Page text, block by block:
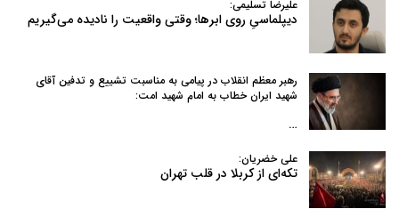
علیرضا تسلیمی:
دیپلماسیِ روی ابرها؛ وقتی واقعیت را نادیده می‌گیریم
رهبر معظم انقلاب در پیامی به‌ مناسبت تشییع و تدفین آقای
شهید ایران خطاب به امام شهید امت:
…
علی خضریان:
تکه‌ای از کربلا در قلب تهران